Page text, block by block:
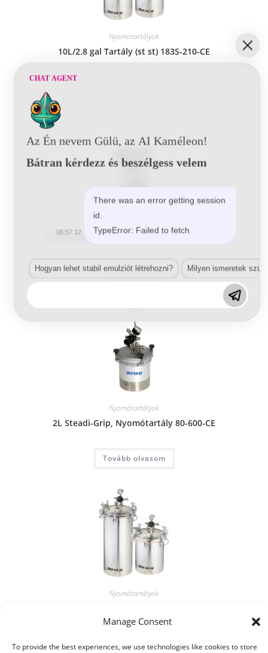
Manage Consent
To provide the best experiences, we use technologies like cookies to store
Nyomótartályok
10L/2.8 gal Tartály (st st) 183S-210-CE
2L KBII, (Alu) Nyomótartály Tömlővel KB-622
Tovább olvasom
Nyomótartályok
2L Steadi-Grip, Nyomótartály 80-600-CE
Tovább olvasom
Nyomótartályok
Tovább olvasom
CHAT AGENT
Az Én nevem Gülü, az AI Kaméleon!
Bátran kérdezz és beszélgess velem
There was an error getting session
id.
TypeError: Failed to fetch
06:57:12
Hogyan lehet stabil emulziót létrehozni? Milyen ismeretek